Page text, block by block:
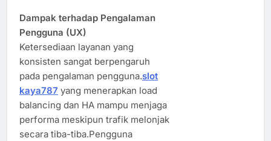
Dampak terhadap Pengalaman
Pengguna (UX)
Ketersediaan layanan yang
konsisten sangat berpengaruh
pada pengalaman pengguna.slot
kaya787 yang menerapkan load
balancing dan HA mampu menjaga
performa meskipun trafik melonjak
secara tiba-tiba.Pengguna